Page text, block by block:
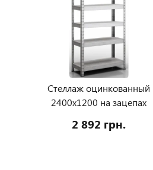
Стеллаж оцинкованный
2400х1200 на зацепах
2 892 грн.